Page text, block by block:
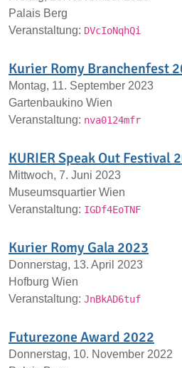
Palais Berg
Veranstaltung: DVcIoNqhQi
Kurier Romy Branchenfest
Montag, 11. September 2023
Gartenbaukino Wien
Veranstaltung: nva0124mfr
KURIER Speak Out Festival
Mittwoch, 7. Juni 2023
Museumsquartier Wien
Veranstaltung: IGDf4EoTNF
Kurier Romy Gala 2023
Donnerstag, 13. April 2023
Hofburg Wien
Veranstaltung: JnBkAD6tuf
Futurezone Award 2022
Donnerstag, 10. November 2022